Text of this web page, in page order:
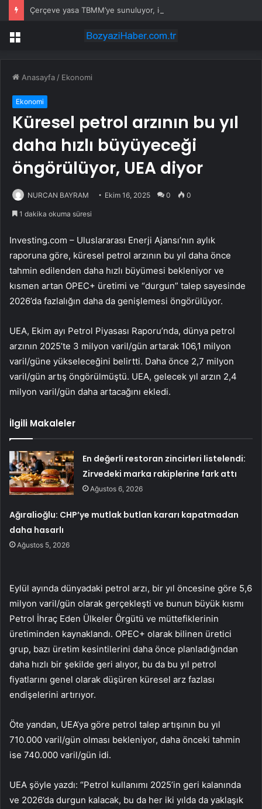
Çerçeve yasa TBMM’ye sunuluyor, içinde neler var?
Menü
Anasayfa / Ekonomi
Ekonomi
Küresel petrol arzının bu yıl
daha hızlı büyüyeceği
öngörülüyor, UEA diyor
NURCAN BAYRAM Ekim 16, 2025 0 0
1 dakika okuma süresi
Investing.com – Uluslararası Enerji Ajansı’nın aylık
raporuna göre, küresel petrol arzının bu yıl daha önce
tahmin edilenden daha hızlı büyümesi bekleniyor ve
kısmen artan OPEC+ üretimi ve “durgun” talep sayesinde
2026’da fazlalığın daha da genişlemesi öngörülüyor.
UEA, Ekim ayı Petrol Piyasası Raporu’nda, dünya petrol
arzının 2025’te 3 milyon varil/gün artarak 106,1 milyon
varil/güne yükseleceğini belirtti. Daha önce 2,7 milyon
varil/gün artış öngörülmüştü. UEA, gelecek yıl arzın 2,4
milyon varil/gün daha artacağını ekledi.
İlgili Makaleler
En değerli restoran zincirleri listelendi:
Zirvedeki marka rakiplerine fark attı
Ağustos 6, 2026
Ağıralioğlu: CHP’ye mutlak butlan kararı kapatmadan
daha hasarlı
Ağustos 5, 2026
Eylül ayında dünyadaki petrol arzı, bir yıl öncesine göre 5,6
milyon varil/gün olarak gerçekleşti ve bunun büyük kısmı
Petrol İhraç Eden Ülkeler Örgütü ve müttefiklerinin
üretiminden kaynaklandı. OPEC+ olarak bilinen üretici
grup, bazı üretim kesintilerini daha önce planladığından
daha hızlı bir şekilde geri alıyor, bu da bu yıl petrol
fiyatlarını genel olarak düşüren küresel arz fazlası
endişelerini artırıyor.
Öte yandan, UEA’ya göre petrol talep artışının bu yıl
710.000 varil/gün olması bekleniyor, daha önceki tahmin
ise 740.000 varil/gün idi.
UEA şöyle yazdı: “Petrol kullanımı 2025’in geri kalanında
ve 2026’da durgun kalacak, bu da her iki yılda da yaklaşık